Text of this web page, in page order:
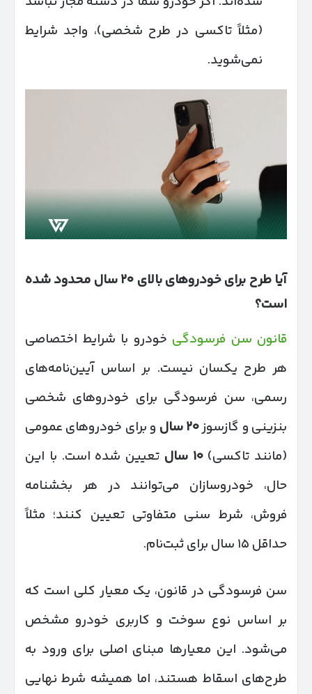
(مثلاً تاکسی در طرح شخصی)، واجد شرایط
نمی‌شوید.
آیا طرح برای خودروهای بالای ۲۰سال محدود شده
است؟
قانون سن فرسودگی خودرو با شرایط اختصاصی
هر طرح یکسان نیست. بر اساس آیین‌نامه‌های
رسمی، سن فرسودگی برای خودروهای شخصی
بنزینی و گازسوز۲۰سال و برای خودروهای عمومی
(مانند تاکسی)۱۰ سال تعیین شده است. با این
حال، خودروسازان می‌توانند در هر بخشنامه
فروش، شرط سنی متفاوتی تعیین کنند؛ مثلاً
حداقل ۱۵ سال برای ثبت‌نام.
سن فرسودگی در قانون، یک معیار کلی است که
بر اساس نوع سوخت و کاربری خودرو مشخص
می‌شود. این معیارها مبنای اصلی برای ورود به
طرح‌های اسقاط هستند، اما همیشه شرط نهایی